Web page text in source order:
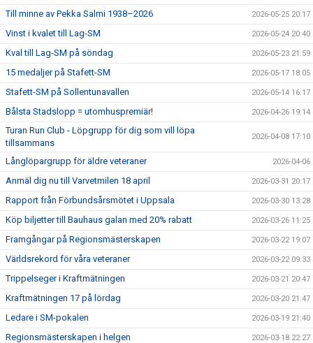
Till minne av Pekka Salmi 1938–2026 2026-05-25 20:17
Vinst i kvalet till Lag-SM 2026-05-24 20:40
Kval till Lag-SM på söndag 2026-05-23 21:59
15 medaljer på Stafett-SM 2026-05-17 18:05
Stafett-SM på Sollentunavallen 2026-05-14 16:17
Bålsta Stadslopp = utomhuspremiär! 2026-04-26 19:14
Turan Run Club - Löpgrupp för dig som vill löpa
tillsammans
2026-04-08 17:10
Långlöpargrupp för äldre veteraner 2026-04-06
Anmäl dig nu till Varvetmilen 18 april 2026-03-31 20:17
Rapport från Förbundsårsmötet i Uppsala 2026-03-30 13:28
Köp biljetter till Bauhaus galan med 20% rabatt 2026-03-26 11:25
Framgångar på Regionsmästerskapen 2026-03-22 19:07
Världsrekord för våra veteraner 2026-03-22 09:33
Trippelseger i Kraftmätningen 2026-03-21 20:47
Kraftmätningen 17 på lördag 2026-03-20 21:47
Ledare i SM-pokalen 2026-03-19 21:40
Regionsmästerskapen i helgen 2026-03-18 22:27